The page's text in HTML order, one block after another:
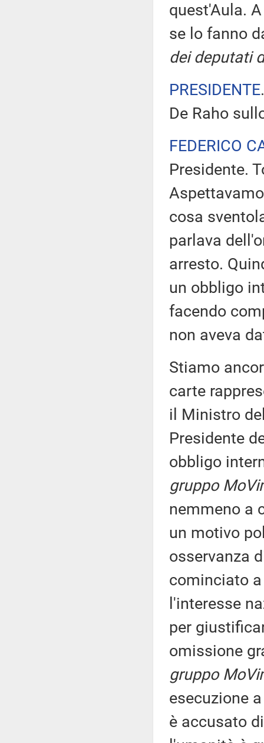
quest'Aula.
se lo fanno
dei deputati
PRESIDENTE
De Raho
FEDERICO
Presidente.
cosa
parlava
arresto.
un obbligo
facendo
non aveva
Stiamo
carte
il Ministro
Presidente
obbligo
gruppo
nemmeno a
un motivo
osservanza
cominciato
l'interesse
per
omissione
gruppo
esecuzione
è accusato